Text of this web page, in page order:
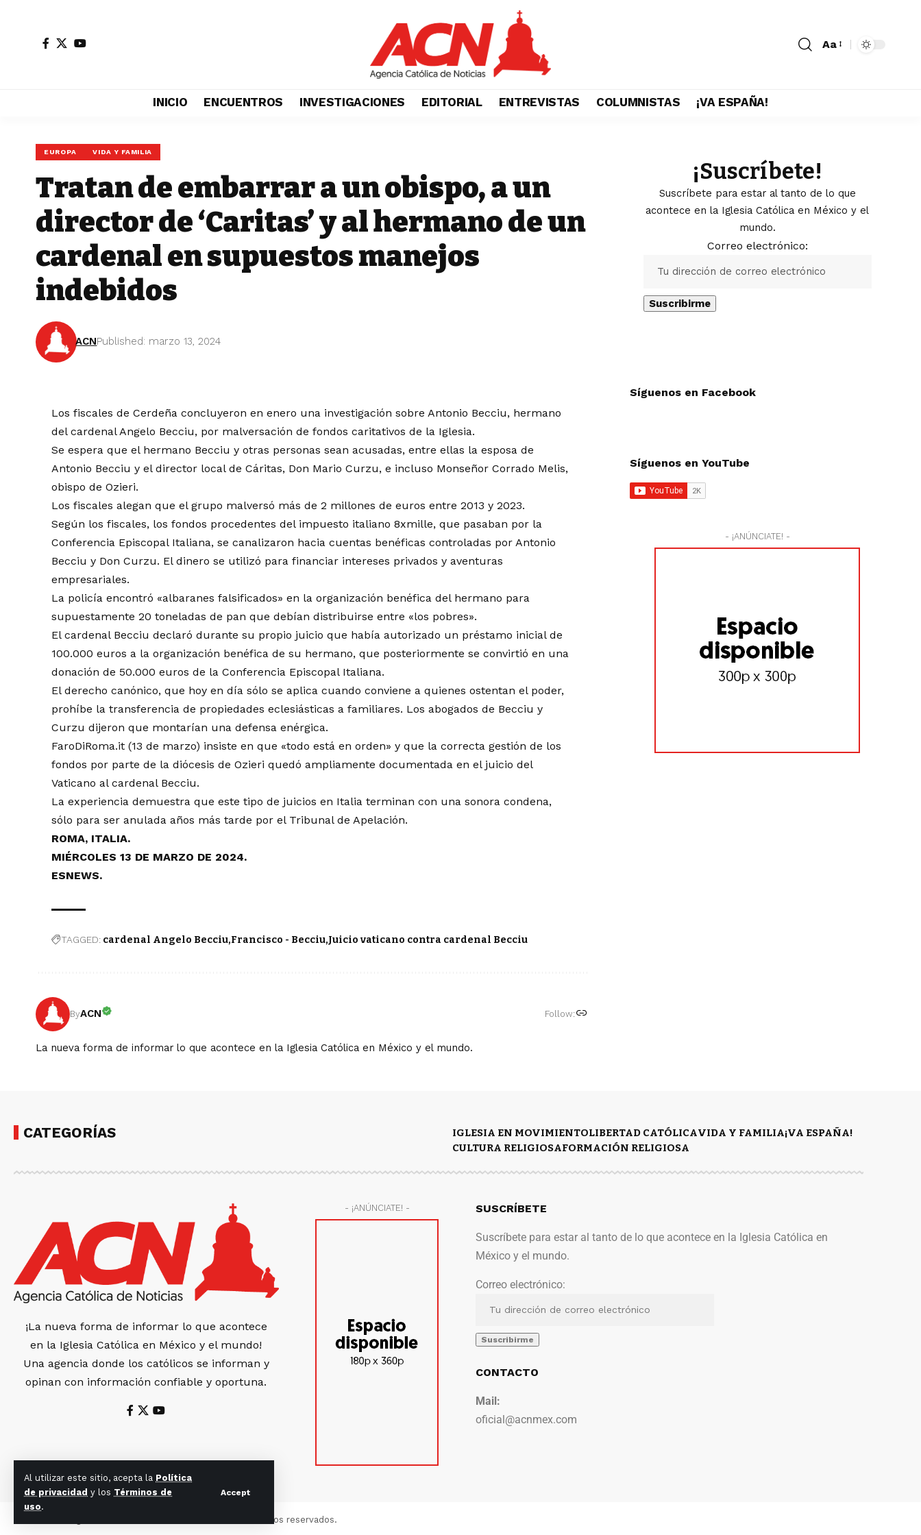
Al utilizar este sitio, acepta la Política
de privacidad y los Términos de
uso.
Accept
Aa
INICIO ENCUENTROS INVESTIGACIONES EDITORIAL ENTREVISTAS COLUMNISTAS ¡VA ESPAÑA!
EUROPA VIDA Y FAMILIA
Tratan de embarrar a un obispo, a un
director de ‘Caritas’ y al hermano de un
cardenal en supuestos manejos
indebidos
ACNPublished: marzo 13, 2024
Los fiscales de Cerdeña concluyeron en enero una investigación sobre Antonio Becciu, hermano
del cardenal Angelo Becciu, por malversación de fondos caritativos de la Iglesia.
Se espera que el hermano Becciu y otras personas sean acusadas, entre ellas la esposa de
Antonio Becciu y el director local de Cáritas, Don Mario Curzu, e incluso Monseñor Corrado Melis,
obispo de Ozieri.
Los fiscales alegan que el grupo malversó más de 2 millones de euros entre 2013 y 2023.
Según los fiscales, los fondos procedentes del impuesto italiano 8xmille, que pasaban por la
Conferencia Episcopal Italiana, se canalizaron hacia cuentas benéficas controladas por Antonio
Becciu y Don Curzu. El dinero se utilizó para financiar intereses privados y aventuras
empresariales.
La policía encontró «albaranes falsificados» en la organización benéfica del hermano para
supuestamente 20 toneladas de pan que debían distribuirse entre «los pobres».
El cardenal Becciu declaró durante su propio juicio que había autorizado un préstamo inicial de
100.000 euros a la organización benéfica de su hermano, que posteriormente se convirtió en una
donación de 50.000 euros de la Conferencia Episcopal Italiana.
El derecho canónico, que hoy en día sólo se aplica cuando conviene a quienes ostentan el poder,
prohíbe la transferencia de propiedades eclesiásticas a familiares. Los abogados de Becciu y
Curzu dijeron que montarían una defensa enérgica.
FaroDiRoma.it (13 de marzo) insiste en que «todo está en orden» y que la correcta gestión de los
fondos por parte de la diócesis de Ozieri quedó ampliamente documentada en el juicio del
Vaticano al cardenal Becciu.
La experiencia demuestra que este tipo de juicios en Italia terminan con una sonora condena,
sólo para ser anulada años más tarde por el Tribunal de Apelación.
ROMA, ITALIA.
MIÉRCOLES 13 DE MARZO DE 2024.
ESNEWS.
TAGGED: cardenal Angelo Becciu Francisco - Becciu Juicio vaticano contra cardenal Becciu
ByACN Follow:
La nueva forma de informar lo que acontece en la Iglesia Católica en México y el mundo.
¡Suscríbete!
Suscríbete para estar al tanto de lo que
acontece en la Iglesia Católica en México y el
mundo.
Correo electrónico:
Síguenos en Facebook
Síguenos en YouTube
- ¡ANÚNCIATE! -
CATEGORÍAS IGLESIA EN MOVIMIENTOLIBERTAD CATÓLICAVIDA Y FAMILIA¡VA ESPAÑA!
CULTURA RELIGIOSAFORMACIÓN RELIGIOSA
¡La nueva forma de informar lo que acontece
en la Iglesia Católica en México y el mundo!
Una agencia donde los católicos se informan y
opinan con información confiable y oportuna.
- ¡ANÚNCIATE! - SUSCRÍBETE
Suscríbete para estar al tanto de lo que acontece en la Iglesia Católica en
México y el mundo.
Correo electrónico:
CONTACTO
Mail:
oficial@acnmex.com
© 2022 Agencia Católica de Noticias. Todos los derechos reservados.